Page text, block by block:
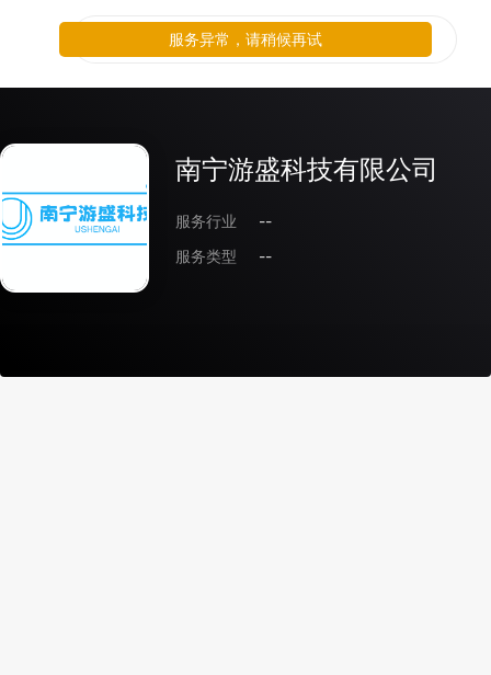
南宁游盛科技有限公司
服务行业
--
服务类型
--
服务异常，请稍候再试